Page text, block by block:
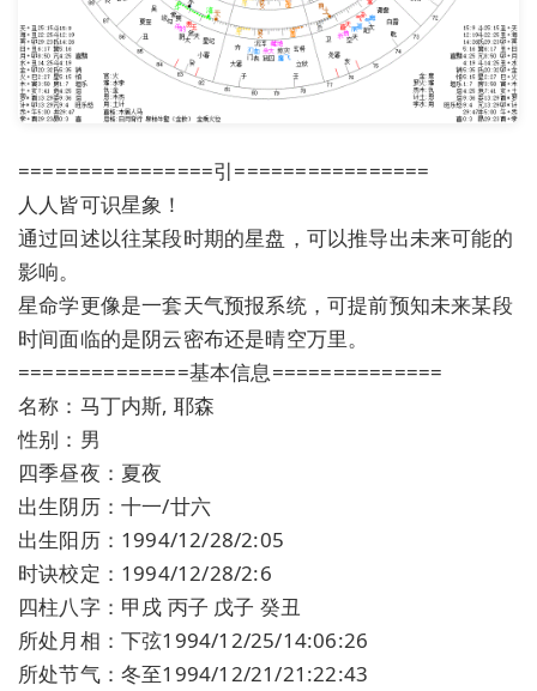
================引================
人人皆可识星象！
通过回述以往某段时期的星盘，可以推导出未来可能的
影响。
星命学更像是一套天气预报系统，可提前预知未来某段
时间面临的是阴云密布还是晴空万里。
==============基本信息==============
名称：马丁内斯, 耶森
性别：男
四季昼夜：夏夜
出生阴历：十一/廿六
出生阳历：1994/12/28/2:05
时诀校定：1994/12/28/2:6
四柱八字：甲戌 丙子 戊子 癸丑
所处月相：下弦1994/12/25/14:06:26
所处节气：冬至1994/12/21/21:22:43